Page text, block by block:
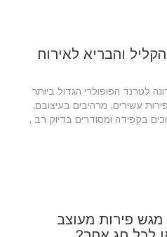
והבריא לאירוח
לטרנד הפופולרי הגדול ביותר
עשירים, מרהיבים בעיצובם,
בקפידה ומסודרים בדיוק רב ,
פירות מעוצב